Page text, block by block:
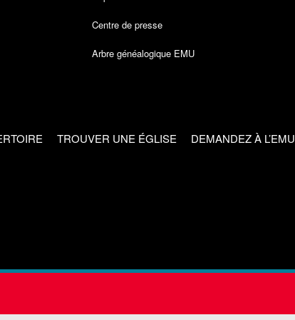
Centre de presse
Arbre généalogique EMU
TROUVER UNE ÉGLISE DEMANDEZ À L’EMU